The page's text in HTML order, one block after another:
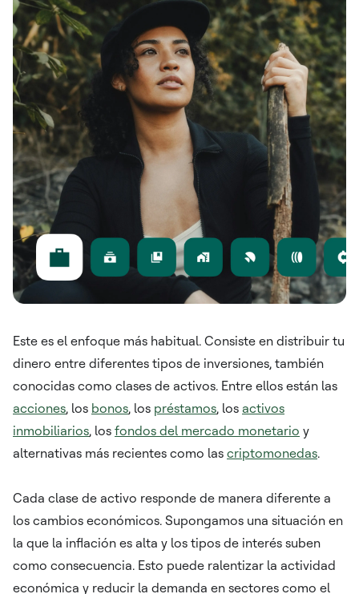
Este es el enfoque más habitual. Consiste en distribuir tu
dinero entre diferentes tipos de inversiones, también
conocidas como clases de activos. Entre ellos están las
acciones, los bonos, los préstamos, los activos
inmobiliarios, los fondos del mercado monetario y
alternativas más recientes como las criptomonedas.
Cada clase de activo responde de manera diferente a
los cambios económicos. Supongamos una situación en
la que la inflación es alta y los tipos de interés suben
como consecuencia. Esto puede ralentizar la actividad
económica y reducir la demanda en sectores como el